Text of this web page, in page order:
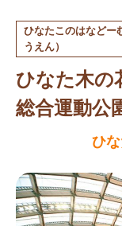
ひなたこのはなどー
うえん）
ひなた木の
総合運動公
ひ